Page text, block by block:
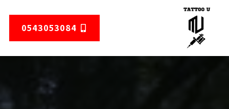
0543053084